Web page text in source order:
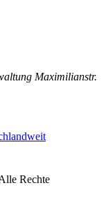
Maximilianstr.
Rechte